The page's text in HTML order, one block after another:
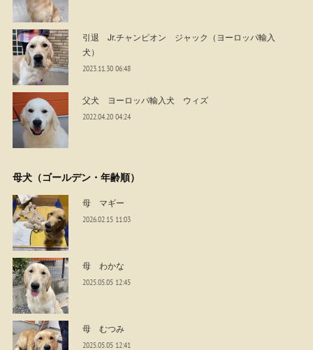
引退 Jr.チャンピオン ジャック（ヨーロッパ輸入
犬）
2023.11.30 06:48
父犬 ヨーロッパ輸入犬 ウィズ
2022.04.20 04:24
母犬（ゴールデン・年齢順）
母 マギー
2026.02.15 11:03
母 わかな
2025.05.05 12:45
母 むつみ
2025.05.05 12:41